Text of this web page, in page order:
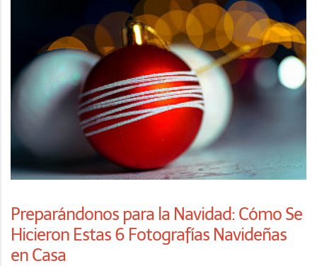
Preparándonos para la Navidad: Cómo Se
Hicieron Estas 6 Fotografías Navideñas
en Casa